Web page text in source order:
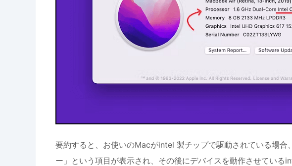
要約すると、お使いのMacがintel 製チップで駆動されている場
ー」という項目が表示され、その後にデバイスを動作させている